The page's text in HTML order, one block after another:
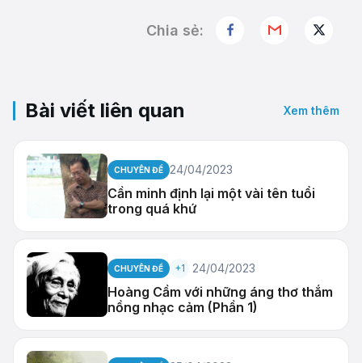
Chia sẻ:
Bài viết liên quan Xem thêm
CHUYÊN ĐỀ 24/04/2023
Cần minh định lại một vài tên tuổi
trong quá khứ
CHUYÊN ĐỀ +1 24/04/2023
Hoàng Cầm với những áng thơ thắm
nồng nhạc cảm (Phần 1)